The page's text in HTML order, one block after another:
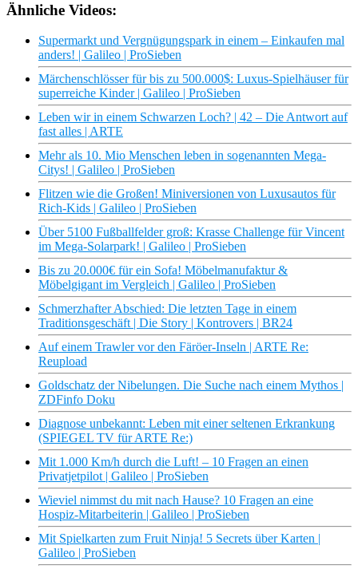
Ähnliche Videos:
Supermarkt und Vergnügungspark in einem – Einkaufen mal
anders! | Galileo | ProSieben
Märchenschlösser für bis zu 500.000$: Luxus-Spielhäuser für
superreiche Kinder | Galileo | ProSieben
Leben wir in einem Schwarzen Loch? | 42 – Die Antwort auf
fast alles | ARTE
Mehr als 10. Mio Menschen leben in sogenannten Mega-
Citys! | Galileo | ProSieben
Flitzen wie die Großen! Miniversionen von Luxusautos für
Rich-Kids | Galileo | ProSieben
Über 5100 Fußballfelder groß: Krasse Challenge für Vincent
im Mega-Solarpark! | Galileo | ProSieben
Bis zu 20.000€ für ein Sofa! Möbelmanufaktur &
Möbelgigant im Vergleich | Galileo | ProSieben
Schmerzhafter Abschied: Die letzten Tage in einem
Traditionsgeschäft | Die Story | Kontrovers | BR24
Auf einem Trawler vor den Färöer-Inseln | ARTE Re:
Reupload
Goldschatz der Nibelungen. Die Suche nach einem Mythos |
ZDFinfo Doku
Diagnose unbekannt: Leben mit einer seltenen Erkrankung
(SPIEGEL TV für ARTE Re:)
Mit 1.000 Km/h durch die Luft! – 10 Fragen an einen
Privatjetpilot | Galileo | ProSieben
Wieviel nimmst du mit nach Hause? 10 Fragen an eine
Hospiz-Mitarbeiterin | Galileo | ProSieben
Mit Spielkarten zum Fruit Ninja! 5 Secrets über Karten |
Galileo | ProSieben